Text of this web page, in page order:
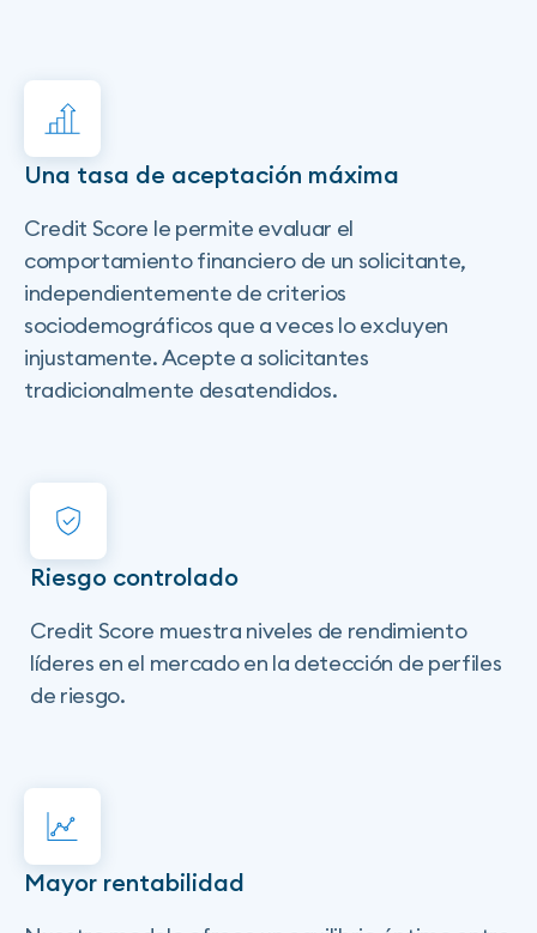
Una tasa de aceptación máxima
Credit Score le permite evaluar el
comportamiento financiero de un solicitante,
independientemente de criterios
sociodemográficos que a veces lo excluyen
injustamente. Acepte a solicitantes
tradicionalmente desatendidos.
Riesgo controlado
Credit Score muestra niveles de rendimiento
líderes en el mercado en la detección de perfiles
de riesgo.
Mayor rentabilidad